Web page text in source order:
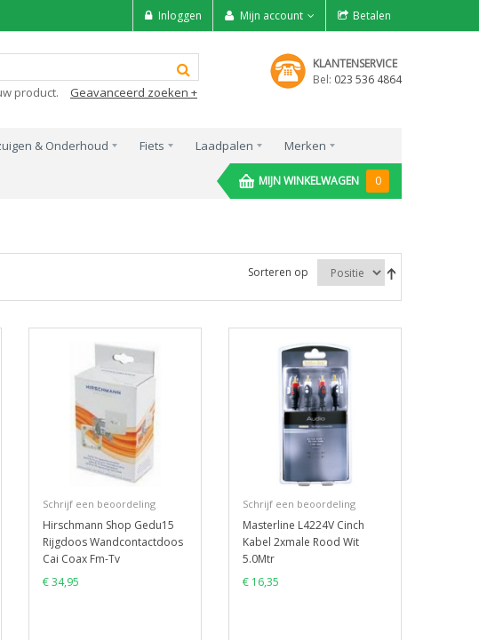
Betalen
Mijn account
Inloggen
Geavanceerd zoeken +
product.
KLANTENSERVICE
Bel: 023 536 4864
& Onderhoud Fiets Laadpalen Merken
MIJN WINKELWAGEN 0
Sorteren op
Schrijf een beoordeling
Hirschmann Shop Gedu15
Rijgdoos Wandcontactdoos
Cai Coax Fm-Tv
€ 34,95
Schrijf een beoordeling
Masterline L4224V Cinch
Kabel 2xmale Rood Wit
5.0Mtr
€ 16,35